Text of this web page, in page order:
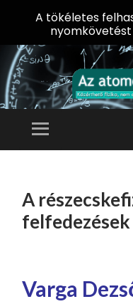
Menü
TARTALOMHOZ
A
Varga
A tökéletes